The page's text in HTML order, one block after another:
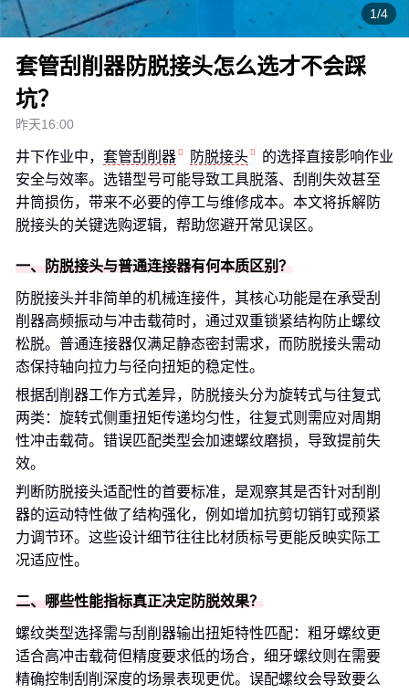
1/4
套管刮削器防脱接头怎么选才不会踩
坑？
昨天16:00
井下作业中， 套管刮削器 防脱接头
的选择直接影响作业
安全与效率。选错型号可能导致工具脱落、刮削失效甚至
井筒损伤，带来不必要的停工与维修成本。本文将拆解防
脱接头的关键选购逻辑，帮助您避开常见误区。
一、防脱接头与普通连接器有何本质区别？
防脱接头并非简单的机械连接件，其核心功能是在承受刮
削器高频振动与冲击载荷时，通过双重锁紧结构防止螺纹
松脱。普通连接器仅满足静态密封需求，而防脱接头需动
态保持轴向拉力与径向扭矩的稳定性。
根据刮削器工作方式差异，防脱接头分为旋转式与往复式
两类：旋转式侧重扭矩传递均匀性，往复式则需应对周期
性冲击载荷。错误匹配类型会加速螺纹磨损，导致提前失
效。
判断防脱接头适配性的首要标准，是观察其是否针对刮削
器的运动特性做了结构强化，例如增加抗剪切销钉或预紧
力调节环。这些设计细节往往比材质标号更能反映实际工
况适应性。
二、哪些性能指标真正决定防脱效果？
螺纹类型选择需与刮削器输出扭矩特性匹配：粗牙螺纹更
适合高冲击载荷但精度要求低的场合，细牙螺纹则在需要
精确控制刮削深度的场景表现更优。误配螺纹会导致要么